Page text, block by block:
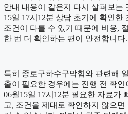
안내 내용이 같은지 다시 살펴보는
15일 17시12분 상담 초기에 확인한
조건이 다를 수 있기 때문에 비용,
한 번 더 확인하는 편이 안전합니다.
특히 종로구하수구막힘와 관련해
출이 필요한 경우에는 진행 전 확인
06월15일 17시12분 필요한 자료가
고, 조건을 제대로 확인하지 않으